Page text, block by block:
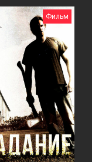
Фильм